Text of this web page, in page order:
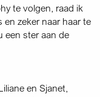
te volgen, raad ik
en zeker naar haar te
een ster aan de
en Sjanet,